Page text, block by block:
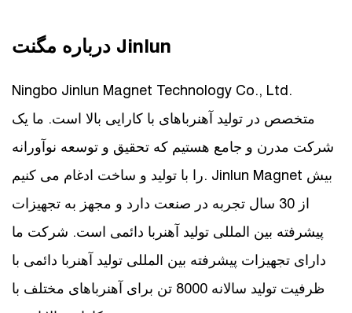
درباره مگنت Jinlun
Ningbo Jinlun Magnet Technology Co., Ltd.
متخصص در تولید آهنرباهای با کارایی بالا است. ما یک
شرکت مدرن و جامع هستیم که تحقیق و توسعه نوآورانه
را با تولید و ساخت ادغام می کنیم. Jinlun Magnet بیش
از 30 سال تجربه در صنعت دارد و مجهز به تجهیزات
پیشرفته بین المللی تولید آهنربا دائمی است. شرکت ما
دارای تجهیزات پیشرفته بین المللی تولید آهنربا دائمی با
ظرفیت تولید سالانه 8000 تن برای آهنرباهای مختلف با